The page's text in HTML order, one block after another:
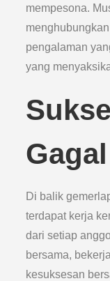
mempesona.
pengalaman
yang
Di balik
terdapat kerja
dari setiap
bersama,
kesuksesan